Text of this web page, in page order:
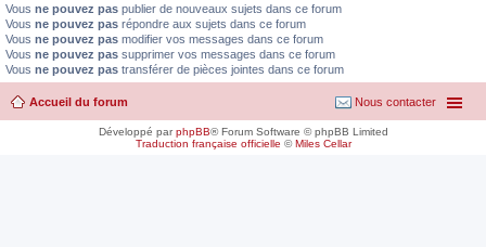
Vous ne pouvez pas publier de nouveaux sujets dans ce forum
Vous ne pouvez pas répondre aux sujets dans ce forum
Vous ne pouvez pas modifier vos messages dans ce forum
Vous ne pouvez pas supprimer vos messages dans ce forum
Vous ne pouvez pas transférer de pièces jointes dans ce forum
Accueil du forum Nous contacter
Développé parphpBB® Forum Software © phpBB Limited
Traduction française officielle ©Miles Cellar